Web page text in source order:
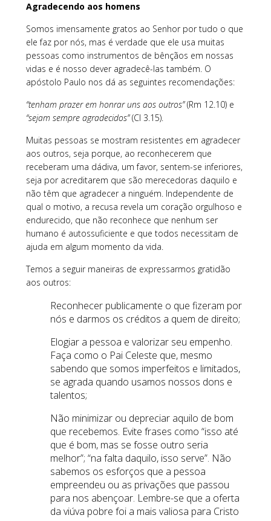
Agradecendo aos homens
Somos imensamente gratos ao Senhor por tudo o que
ele faz por nós, mas é verdade que ele usa muitas
pessoas como instrumentos de bênçãos em nossas
vidas e é nosso dever agradecê-las também. O
apóstolo Paulo nos dá as seguintes recomendações:
“tenham prazer em honrar uns aos outros”(Rm 12.10) e
“sejam sempre agradecidos”(Cl 3.15).
Muitas pessoas se mostram resistentes em agradecer
aos outros, seja porque, ao reconhecerem que
receberam uma dádiva, um favor, sentem-se inferiores,
seja por acreditarem que são merecedoras daquilo e
não têm que agradecer a ninguém. Independente de
qual o motivo, a recusa revela um coração orgulhoso e
endurecido, que não reconhece que nenhum ser
humano é autossuficiente e que todos necessitam de
ajuda em algum momento da vida.
Temos a seguir maneiras de expressarmos gratidão
aos outros:
Reconhecer publicamente o que fizeram por
nós e darmos os créditos a quem de direito;
Elogiar a pessoa e valorizar seu empenho.
Faça como o Pai Celeste que, mesmo
sabendo que somos imperfeitos e limitados,
se agrada quando usamos nossos dons e
talentos;
Não minimizar ou depreciar aquilo de bom
que recebemos. Evite frases como “isso até
que é bom, mas se fosse outro seria
melhor”; “na falta daquilo, isso serve”. Não
sabemos os esforços que a pessoa
empreendeu ou as privações que passou
para nos abençoar. Lembre-se que a oferta
da viúva pobre foi a mais valiosa para Cristo